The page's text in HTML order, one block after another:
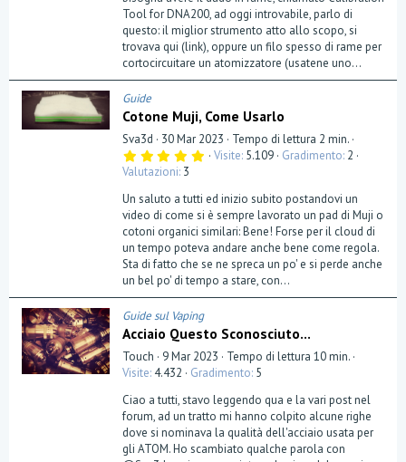
Tool for DNA200, ad oggi introvabile, parlo di
questo: il miglior strumento atto allo scopo, si
trovava qui (link), oppure un filo spesso di rame per
cortocircuitare un atomizzatore (usatene uno...
Guide
Cotone Muji, Come Usarlo
Sva3d 30 Mar 2023
Tempo di lettura 2 min.
5
s
e
l
l
a
(
e
)
Visite 5.109 Gradimento 2
Valutazioni 3
Un saluto a tutti ed inizio subito postandovi un
video di come si è sempre lavorato un pad di Muji o
cotoni organici similari: Bene! Forse per il cloud di
un tempo poteva andare anche bene come regola.
Sta di fatto che se ne spreca un po' e si perde anche
un bel po' di tempo a stare, con...
Guide sul Vaping
Acciaio Questo Sconosciuto...
Touch 9 Mar 2023
Tempo di lettura 10 min.
Visite 4.432 Gradimento 5
Ciao a tutti, stavo leggendo qua e la vari post nel
forum, ad un tratto mi hanno colpito alcune righe
dove si nominava la qualità dell'acciaio usata per
gli ATOM. Ho scambiato qualche parola con